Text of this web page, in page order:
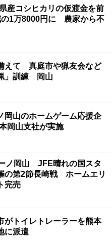
コシヒカリの仮渡金を前
の1万8000円に 農家から不
えて 真庭市や猟友会など
」訓練 岡山
岡山のホームゲーム応援企
岡山支社が実施
ノ岡山 JFE晴れの国スタ
の第2節長崎戦 ホームエリ
完売
がトイレトレーラーを熊本
に派遣